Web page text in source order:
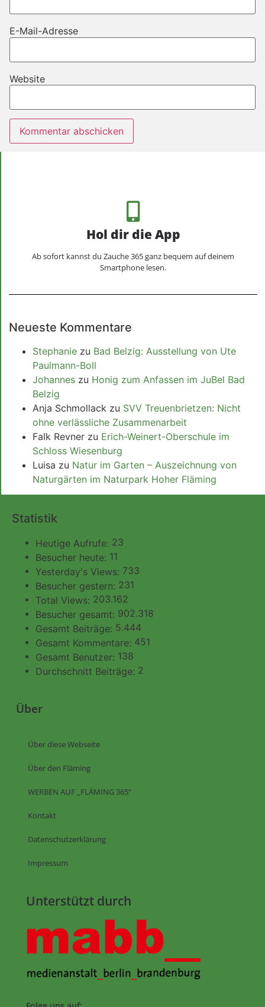
E-Mail-Adresse
Website
Hol dir die App
Ab sofort kannst du Zauche 365 ganz bequem auf deinem
Smartphone lesen.
Neueste Kommentare
Stephanie zu Bad Belzig: Ausstellung von Ute
Paulmann-Boll
Johannes zu Honig zum Anfassen im JuBel Bad
Belzig
Anja Schmollack zu SVV Treuenbrietzen: Nicht
ohne verlässliche Zusammenarbeit
Falk Revner zu Erich-Weinert-Oberschule im
Schloss Wiesenburg
Luisa zu Natur im Garten – Auszeichnung von
Naturgärten im Naturpark Hoher Fläming
Statistik
Heutige Aufrufe: 23
Besucher heute: 11
Yesterday's Views: 733
Besucher gestern: 231
Total Views: 203.162
Besucher gesamt: 902.318
Gesamt Beiträge: 5.444
Gesamt Kommentare: 451
Gesamt Benutzer: 138
Durchschnitt Beiträge: 2
Über
Über diese Webseite
Über den Fläming
WERBEN AUF „FLÄMING 365“
Kontakt
Datenschutzerklärung
Impressum
Unterstützt durch